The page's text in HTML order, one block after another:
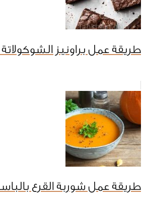
طريقة عمل براونيز الشوكولاتة
طريقة عمل شوربة القرع